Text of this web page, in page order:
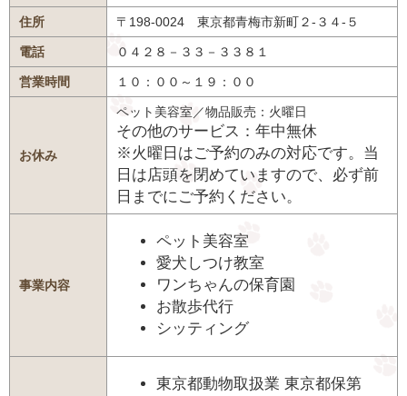
住所 〒198-0024 東京都青梅市新町２-３４-５
電話 ０４２８－３３－３３８１
営業時間 １０：００～１９：００
お休み
ペット美容室／物品販売：火曜日
その他のサービス：年中無休
※火曜日はご予約のみの対応です。当
日は店頭を閉めていますので、必ず前
日までにご予約ください。
事業内容
ペット美容室
愛犬しつけ教室
ワンちゃんの保育園
お散歩代行
シッティング
東京都動物取扱業 東京都保第